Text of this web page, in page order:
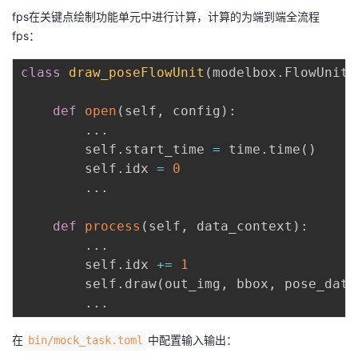
fps在关键点绘制功能单元中进行计算，计算的为端到端全流程
fps：
class draw_poseFlowUnit ( modelbox . FlowUnit
def open ( self , config ) :
. . .
        self
. start_time = time . time ( )
        self
. idx =
0
. . .
def process ( self , data_context ) :
. . .
        self
. idx +=
1
        self
. draw( out_img , bbox , pose_data
. . .
在 bin/mock_task.toml 中配置输入输出：